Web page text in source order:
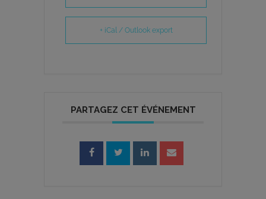
+ iCal / Outlook export
PARTAGEZ CET ÉVÉNEMENT